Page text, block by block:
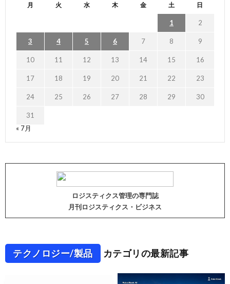
月 火 水 木 金 土 日
1 2
3 4 5 6 7 8 9
10 11 12 13 14 15 16
17 18 19 20 21 22 23
24 25 26 27 28 29 30
31
« 7月
ロジスティクス管理の専門誌
月刊ロジスティクス・ビジネス
テクノロジー/製品 カテゴリの最新記事